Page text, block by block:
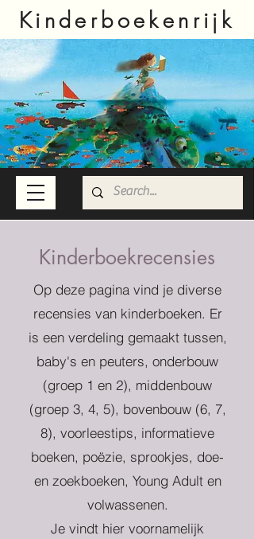
Kinderboekenrijk
Kinderboekrecensies
Op deze pagina vind je diverse
recensies van kinderboeken. Er
is een verdeling gemaakt tussen,
baby's en peuters, onderbouw
(groep 1 en 2), middenbouw
(groep 3, 4, 5), bovenbouw (6, 7,
8), voorleestips, informatieve
boeken, poëzie, sprookjes, doe-
en zoekboeken, Young Adult en
volwassenen.
Je vindt hier voornamelijk